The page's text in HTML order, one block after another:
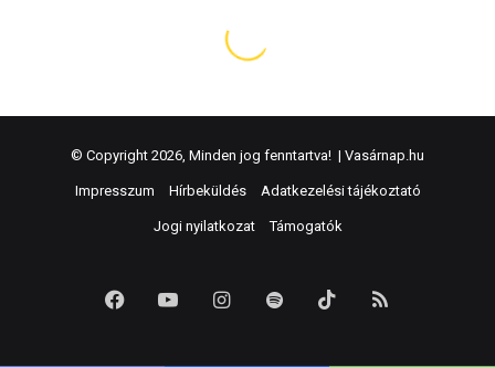
© Copyright 2026, Minden jog fenntartva! | Vasárnap.hu
Impresszum Hírbeküldés Adatkezelési tájékoztató
Jogi nyilatkozat Támogatók
FacebookYouTubeInstagram
Spotify TikTok